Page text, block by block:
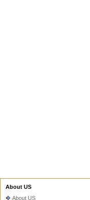
About US
About US